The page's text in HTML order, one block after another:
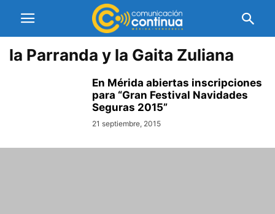
la Parranda y la Gaita Zuliana
En Mérida abiertas inscripciones
para “Gran Festival Navidades
Seguras 2015”
21 septiembre, 2015